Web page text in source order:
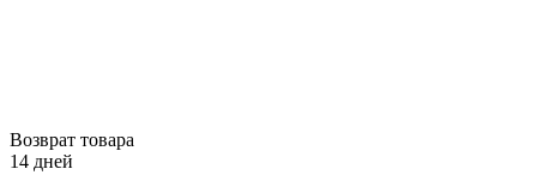
Возврат товара
14 дней